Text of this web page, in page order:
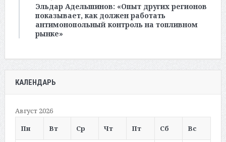
Эльдар Адельшинов: «Опыт других регионов
показывает, как должен работать
антимонопольный контроль на топливном
рынке»
КАЛЕНДАРЬ
Август 2026
Пн
Вт Ср Чт Пт Сб Вс